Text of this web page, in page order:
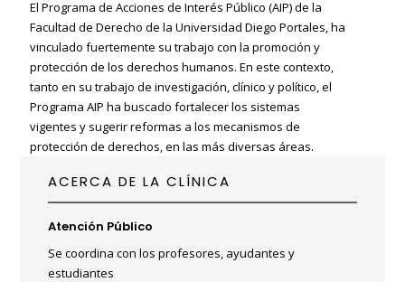
El Programa de Acciones de Interés Público (AIP) de la
Facultad de Derecho de la Universidad Diego Portales, ha
vinculado fuertemente su trabajo con la promoción y
protección de los derechos humanos. En este contexto,
tanto en su trabajo de investigación, clínico y político, el
Programa AIP ha buscado fortalecer los sistemas
vigentes y sugerir reformas a los mecanismos de
protección de derechos, en las más diversas áreas.
ACERCA DE LA CLÍNICA
Atención Público
Se coordina con los profesores, ayudantes y
estudiantes